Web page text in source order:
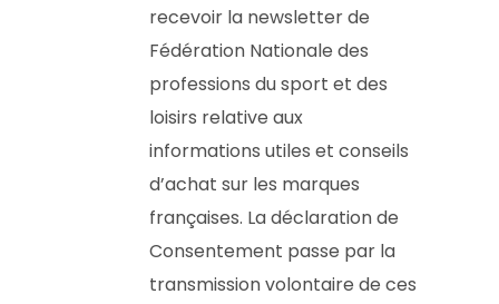
recevoir la newsletter de
Fédération Nationale des
professions du sport et des
loisirs relative aux
informations utiles et conseils
d’achat sur les marques
françaises. La déclaration de
Consentement passe par la
transmission volontaire de ces